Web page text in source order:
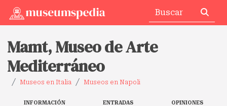
Mamt, Museo de Arte
Mediterráneo
Museos en Italia Museos en Napoli
INFORMACIÓN ENTRADAS OPINIONES